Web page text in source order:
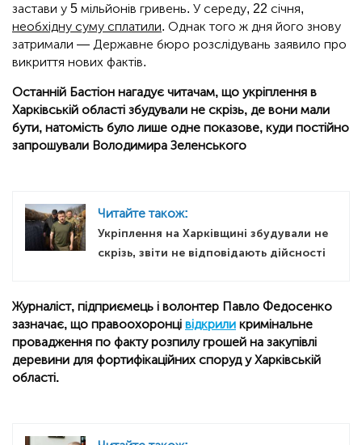
застави у 5 мільйонів гривень. У середу, 22 січня,
необхідну суму сплатили. Однак того ж дня його знову
затримали — Державне бюро розслідувань заявило про
викриття нових фактів.
Останній Бастіон нагадує читачам, що укріплення в
Харківській області збудували не скрізь, де вони мали
бути, натомість було лише одне показове, куди постійно
запрошували Володимира Зеленського
Читайте також:
Укріплення на Харківщині збудували не
скрізь, звіти не відповідають дійсності
Журналіст, підприємець і волонтер Павло Федосенко
зазначає, що правоохоронці відкрили кримінальне
провадження по факту розпилу грошей на закупівлі
деревини для фортифікаційних споруд у Харківській
області.